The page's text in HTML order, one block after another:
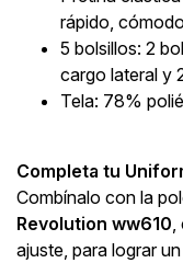
rápido,
5 bolsillos: 2
cargo lateral y
Tela: 78%
Completa tu
Combínalo con la
Revolution ww610
ajuste, para lograr